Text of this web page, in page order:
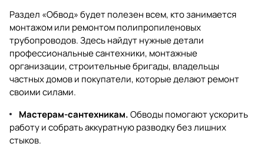
Раздел «Обвод» будет полезен всем, кто занимается
монтажом или ремонтом полипропиленовых
трубопроводов. Здесь найдут нужные детали
профессиональные сантехники, монтажные
организации, строительные бригады, владельцы
частных домов и покупатели, которые делают ремонт
своими силами.
Мастерам-сантехникам.Обводы помогают ускорить
работу и собрать аккуратную разводку без лишних
стыков.